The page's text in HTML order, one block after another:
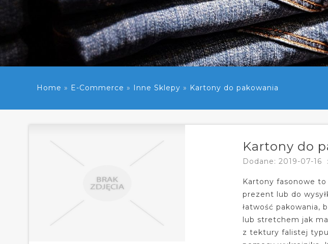
Home » E-Commerce » Inne Sklepy » Kartony do pakowania
Kartony do
Dodane: 2019-07-16
Kartony fasonowe
prezent lub do
łatwość pakowania,
lub stretchem jak
z tektury falistej